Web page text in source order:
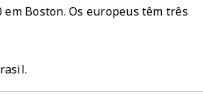
em Boston. Os europeus têm três